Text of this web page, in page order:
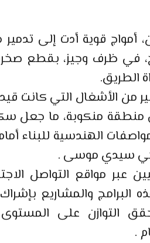
في ظرف وجيز، بقطع
الطريق.
الأشغال التي كانت قيد
منطقة منكوبة، ما جعل
الهندسية للبناء
بحي سيدي موسى .
عبر مواقع التواصل
التوازن على المستوى
.